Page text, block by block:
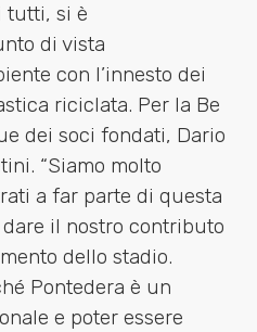
tutti, si è
di vista
con l’innesto dei
riciclata. Per la Be
dei soci fondati, Dario
“Siamo molto
a far parte di questa
il nostro contributo
dello stadio.
Pontedera è un
e poter essere